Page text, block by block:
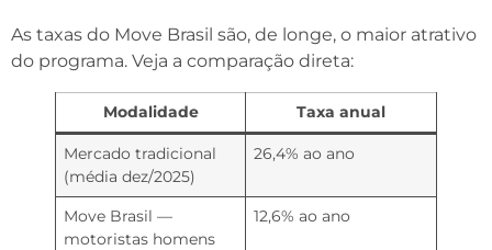
As taxas do Move Brasil são, de longe, o maior atrativo
do programa. Veja a comparação direta:
Modalidade Taxa anual
Mercado tradicional
(média dez/2025)
26,4% ao ano
Move Brasil —
motoristas homens
12,6% ao ano